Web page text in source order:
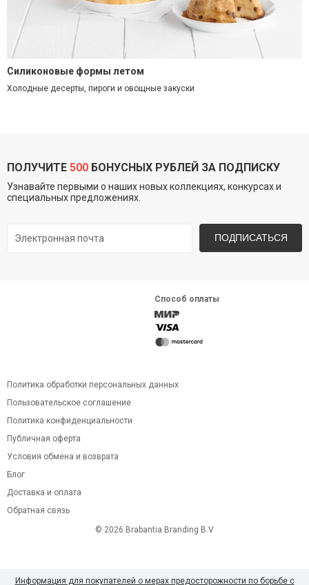
Силиконовые формы летом
Холодные десерты, пироги и овощные закуски
ПОЛУЧИТЕ 500 БОНУСНЫХ РУБЛЕЙ ЗА ПОДПИСКУ
Узнавайте первыми о наших новых коллекциях, конкурсах и
специальных предложениях.
ПОДПИСАТЬСЯ
Способ оплаты
Политика обработки персональных данных
Пользовательское соглашение
Политика конфиденциальности
Публичная оферта
Условия обмена и возврата
Блог
Доставка и оплата
Обратная связь
© 2026 Brabantia Branding B.V
Информация для покупателей о мерах предосторожности по борьбе с